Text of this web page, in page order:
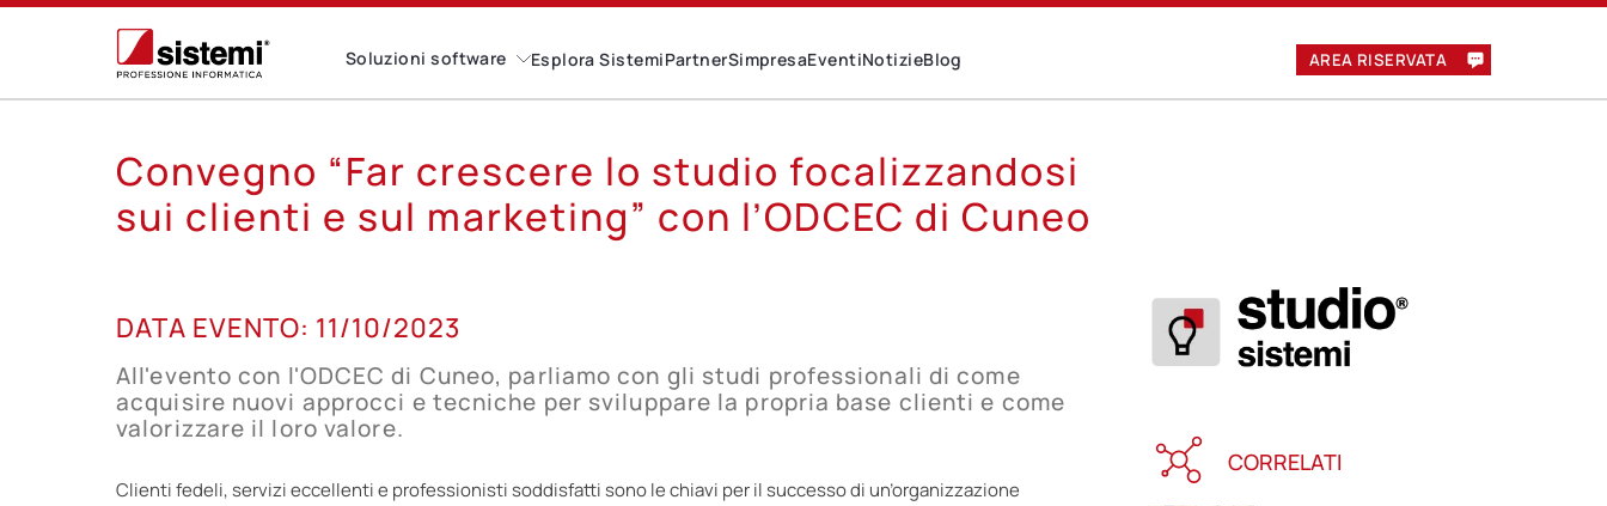
Soluzioni software Esplora SistemiPartnerSimpresaEventiNotizieBlog AREA RISERVATA
Convegno “Far crescere lo studio focalizzandosi
sui clienti e sul marketing” con l’ODCEC di Cuneo
11
OTT
DATA EVENTO: 11/10/2023
All'evento con l'ODCEC di Cuneo, parliamo con gli studi professionali di come
acquisire nuovi approcci e tecniche per sviluppare la propria base clienti e come
valorizzare il loro valore.
Clienti fedeli, servizi eccellenti e professionisti soddisfatti sono le chiavi per il successo di un’organizzazione
CORRELATI